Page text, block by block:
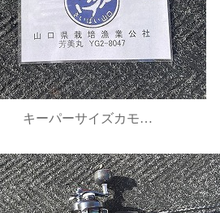
キーパーサイズカモ…